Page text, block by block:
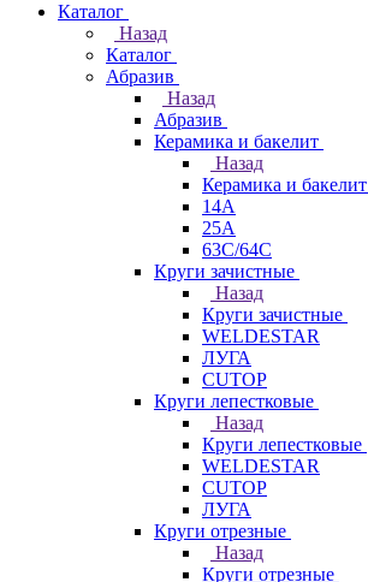
Каталог
Назад
Каталог
Абразив
Назад
Абразив
Керамика и бакелит
Назад
Керамика и бакелит
14А
25А
63С/64С
Круги зачистные
Назад
Круги зачистные
WELDESTAR
ЛУГА
CUTOP
Круги лепестковые
Назад
Круги лепестковые
WELDESTAR
CUTOP
ЛУГА
Круги отрезные
Назад
Круги отрезные